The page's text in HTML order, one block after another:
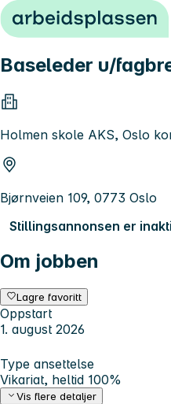
Hopp til innhold
Baseleder u/
Holmen skole AKS, Oslo
Bjørnveien 109, 0773 Oslo
Stillingsannonsen er
Om jobben
Lagre favoritt
Oppstart
1. august 2026
Type ansettelse
Vikariat, heltid 100%
Vis flere detaljer